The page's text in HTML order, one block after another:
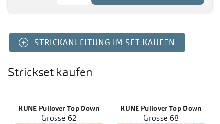
STRICKANLEITUNG IM SET KAUFEN
Strickset kaufen
RUNE Pullover Top Down
Grösse 62
RUNE Pullover Top Down
Grösse 68